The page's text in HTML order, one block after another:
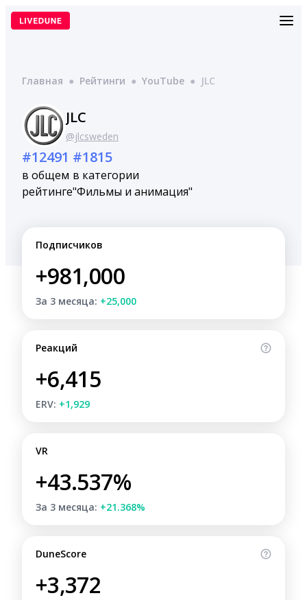
Перейти
Главная ● Рейтинги ● YouTube ● JLC
JLC
@jlcsweden
#12491
в общем
рейтинге
#1815
в категории
"Фильмы и анимация"
Подписчиков
+981,000
За 3 месяца: +25,000
Реакций
+6,415
ERV: +1,929
VR
+43.537%
За 3 месяца: +21.368%
DuneScore
+3,372